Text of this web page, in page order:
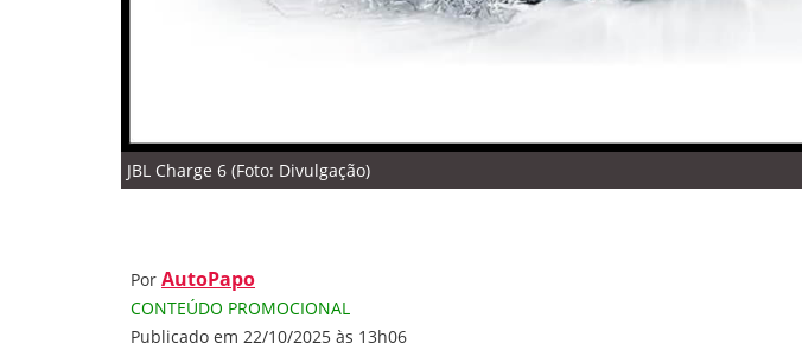
JBL Charge 6 (Foto: Divulgação)
Por AutoPapo
CONTEÚDO PROMOCIONAL
Publicado em 22/10/2025 às 13h06